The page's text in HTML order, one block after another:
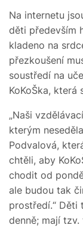
Na internetu
děti především
kladeno na
přezkoušení
soustředí na
KoKoŠka, která
„Naši
kterým
Podvalová,
chtěli, aby
chodit od
ale budou tak
prostředí.“ Děti
denně; mají